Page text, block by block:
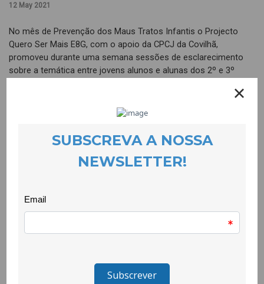
12 May 2021
No mês de Prevenção dos Maus Tratos Infantis o Projecto
Quero Ser Mais E8G, com o apoio da CPCJ da Covilhã,
promoveu durante uma semana sessões de esclarecimento
sobre a temática entre jovens alunos e alunas dos 2º e 3º
entidades locais a que podem recorrer caso queiram denunciar
Nestas sessões foi possível conhecer e reflectir sobre
reacções do corpo e da mente quando são afectados por
desempenho escolar, como ao nível social nos
relacionamentos interpessoais entre pares.
Inclusão em Acção que tem como objectivo sensibilizar para a
gestão de conflitos, a cooperação, a igualdade e não